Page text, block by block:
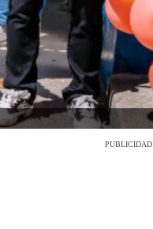
PUBLICIDAD